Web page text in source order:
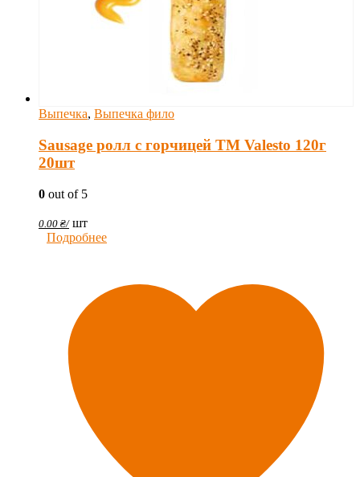
Выпечка, Выпечка фило
Sausage ролл с горчицей TM Valesto 120г
20шт
0 out of 5
0.00 ₴/ шт
Подробнее